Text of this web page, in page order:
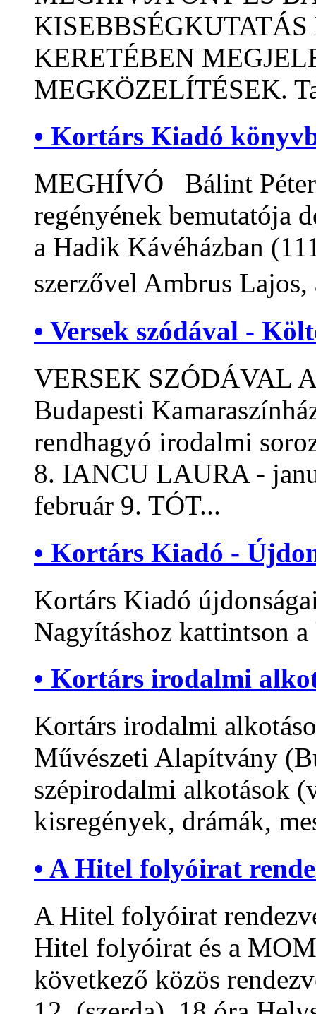
KERETÉBEN
MEGKÖZELÍTÉSEK.
• Kortárs Kiadó
MEGHÍVÓ Bálint
regényének bemutatója
a Hadik Kávéházban
szerzővel Ambrus
• Versek szódával -
VERSEK SZÓDÁVAL
Budapesti
rendhagyó irodalmi
8. IANCU LAURA -
február 9. TÓT...
• Kortárs Kiadó -
Kortárs Kiadó
Nagyításhoz kattintson a
• Kortárs irodalmi
Kortárs irodalmi
Művészeti Alapítvány
szépirodalmi alkotások
kisregények, drámák,
• A Hitel folyóirat
A Hitel folyóirat
Hitel folyóirat és a
következő közös